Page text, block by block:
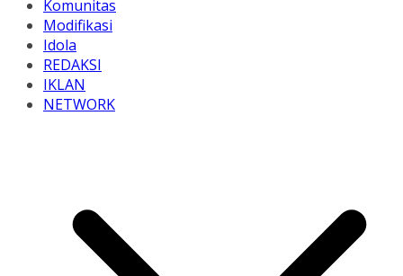
Komunitas
Modifikasi
Idola
REDAKSI
IKLAN
NETWORK